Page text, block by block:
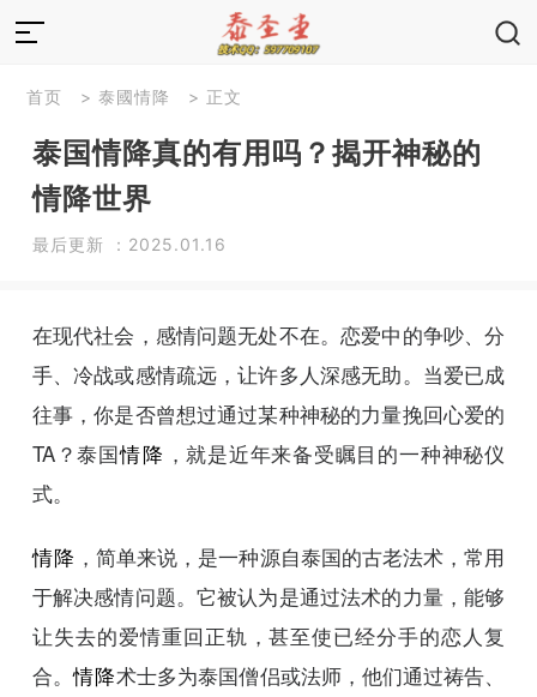
首页 > 泰國情降 > 正文
泰国情降真的有用吗？揭开神秘的
情降世界
最后更新 ：2025.01.16
在现代社会，感情问题无处不在。恋爱中的争吵、分
手、冷战或感情疏远，让许多人深感无助。当爱已成
往事，你是否曾想过通过某种神秘的力量挽回心爱的
TA？泰国情降 ，就是近年来备受瞩目的一种神秘仪
式。
情降 ，简单来说，是一种源自泰国的古老法术，常用
于解决感情问题。它被认为是通过法术的力量，能够
让失去的爱情重回正轨，甚至使已经分手的恋人复
合。情降术士多为泰国僧侣或法师，他们通过祷告、